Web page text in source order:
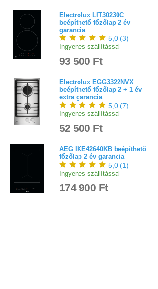
Electrolux LIT30230C
beépíthető főzőlap 2 év
garancia
5,0 (3)
Ingyenes szállítással
93 500 Ft
Electrolux EGG3322NVX
beépíthető főzőlap 2 + 1 év
extra garancia
5,0 (7)
Ingyenes szállítással
52 500 Ft
AEG IKE42640KB beépíthető
főzőlap 2 év garancia
5,0 (1)
Ingyenes szállítással
174 900 Ft